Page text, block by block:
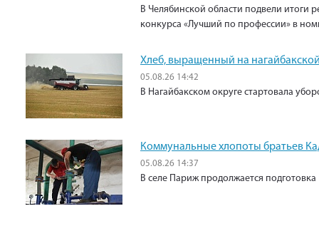
В Челябинской области подвели итоги
конкурса «Лучший по профессии» в
Хлеб, выращенный на
05.08.26 14:42
В Нагайбакском округе стартовала
Коммунальные хлопоты братьев
05.08.26 14:37
В селе Париж продолжается подготовка